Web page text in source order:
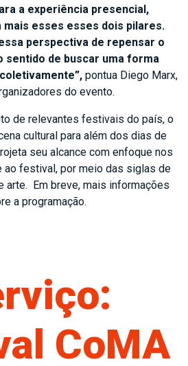
a experiência presencial,
mais esses esses dois pilares.
perspectiva de repensar o
sentido de buscar uma forma
pontua Diego Marx,
do evento.
de relevantes festivais do país, o
cultural para além dos dias de
seu alcance com enfoque nos
ao festival, por meio das siglas de
arte. Em breve, mais informações
a programação.
CoMA